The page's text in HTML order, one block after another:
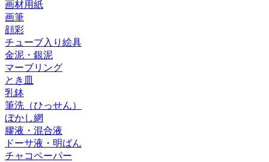
画材用紙
画筆
顔彩
チューブ入り絵具
金泥・銀泥
マーブリング
とき皿
乳鉢
筆洗（ひっせん）
ぼかし網
膠液・混合液
ドーサ液・明ばん
チャコペーパー